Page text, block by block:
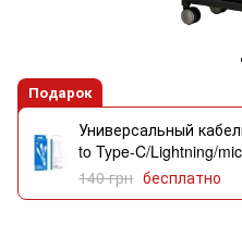
Подарок
Универсальный
to Type-C/Lightning/
140 грн бесплатно